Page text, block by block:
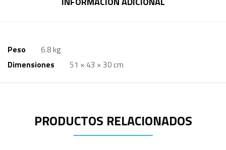
Peso
6.8 kg
Dimensiones
51 × 43 × 30 cm
PRODUCTOS RELACIONADOS